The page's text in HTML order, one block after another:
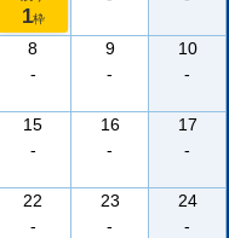
1枠
8
-
9
-
10
-
15
-
16
-
17
-
22
-
23
-
24
-